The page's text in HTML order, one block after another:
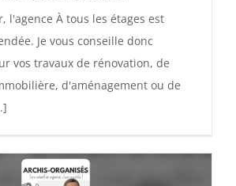
l'agence À tous les étages est
Je vous conseille donc
vos travaux de rénovation, de
d'aménagement ou de